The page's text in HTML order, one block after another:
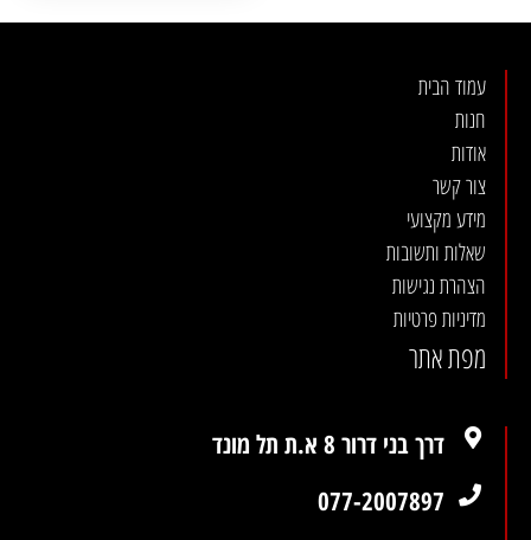
עמוד הבית
חנות
אודות
צור קשר
מידע מקצועי
שאלות ותשובות
הצהרת נגישות
מדיניות פרטיות
מפת אתר
דרך בני דרור 8 א.ת תל מונד
077-2007897